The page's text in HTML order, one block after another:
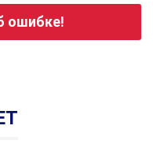
ошибке!